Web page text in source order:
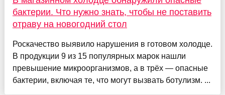
бактерии. Что нужно знать, чтобы не поставить
отраву на новогодний стол
Роскачество выявило нарушения в готовом холодце.
В продукции 9 из 15 популярных марок нашли
превышение микроорганизмов, а в трёх — опасные
бактерии, включая те, что могут вызвать ботулизм. ...